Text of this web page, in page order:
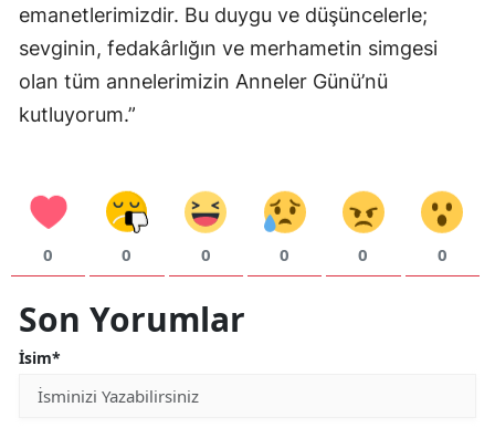
emanetlerimizdir. Bu duygu ve düşüncelerle;
sevginin, fedakârlığın ve merhametin simgesi
olan tüm annelerimizin Anneler Günü’nü
kutluyorum.”
0 0 0 0 0 0
Son Yorumlar
İsim*